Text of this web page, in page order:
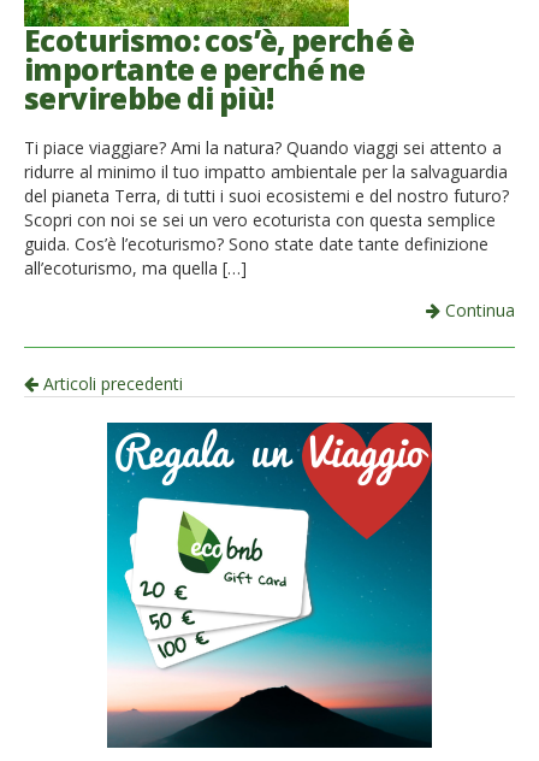
Ecoturismo: cos’è, perché è
importante e perché ne
servirebbe di più!
Ti piace viaggiare? Ami la natura? Quando viaggi sei attento a
ridurre al minimo il tuo impatto ambientale per la salvaguardia
del pianeta Terra, di tutti i suoi ecosistemi e del nostro futuro?
Scopri con noi se sei un vero ecoturista con questa semplice
guida. Cos’è l’ecoturismo? Sono state date tante definizione
all’ecoturismo, ma quella […]
Continua
Navigazione
articolo
Articoli precedenti